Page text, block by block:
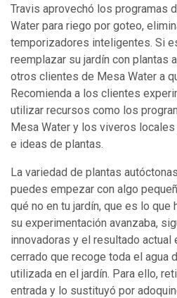
Travis aprovechó los programas
Water para riego por goteo,
temporizadores inteligentes. Si
reemplazar su jardín con plantas
otros clientes de Mesa Water a
Recomienda a los clientes
utilizar recursos como los
Mesa Water y los viveros
e ideas de plantas.
La variedad de plantas
puedes empezar con algo
qué no en tu jardín, que es lo que
su experimentación avanzaba,
innovadoras y el resultado actual
cerrado que recoge toda el agua
utilizada en el jardín. Para ello,
entrada y lo sustituyó por